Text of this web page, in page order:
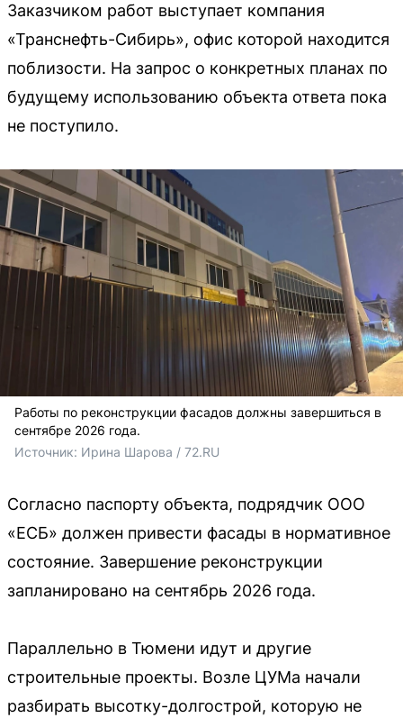
Заказчиком работ выступает компания
«Транснефть-Сибирь», офис которой находится
поблизости. На запрос о конкретных планах по
будущему использованию объекта ответа пока
не поступило.
Работы по реконструкции фасадов должны завершиться в
сентябре 2026 года.
Источник: Ирина Шарова / 72.RU
Согласно паспорту объекта, подрядчик ООО
«ЕСБ» должен привести фасады в нормативное
состояние. Завершение реконструкции
запланировано на сентябрь 2026 года.
Параллельно в Тюмени идут и другие
строительные проекты. Возле ЦУМа начали
разбирать высотку-долгострой, которую не